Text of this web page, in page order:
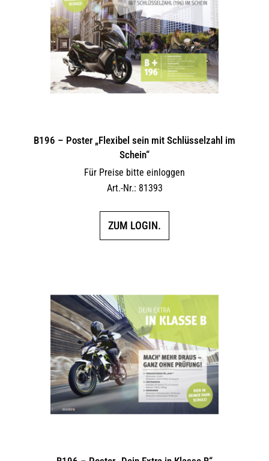
B196 – Poster „Flexibel sein mit Schlüsselzahl im
Schein“
Für Preise bitte einloggen
Art.-Nr.: 81393
ZUM LOGIN.